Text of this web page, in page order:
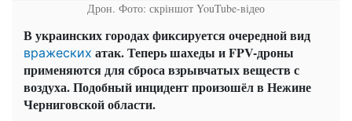
Дрон. Фото: скріншот YouTube-відео
В украинских городах фиксируется очередной вид
вражеских атак. Теперь шахеды и FPV-дроны
применяются для сброса взрывчатых веществ с
воздуха. Подобный инцидент произошёл в Нежине
Черниговской области.